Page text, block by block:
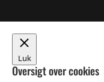
Luk
Oversigt over cookies